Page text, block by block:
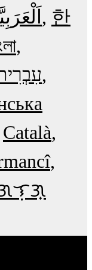
한
Català